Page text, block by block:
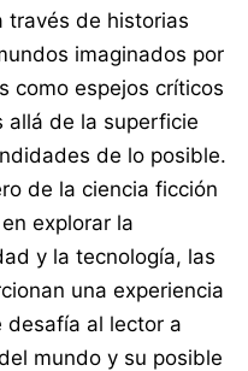
través de historias
imaginados por
como espejos críticos
allá de la superficie
de lo posible.
de la ciencia ficción
explorar la
y la tecnología, las
una experiencia
desafía al lector a
mundo y su posible